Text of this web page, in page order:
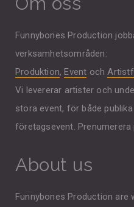
Funnybones Production
verksamhetsområden:
Produktion, Event och
Vi levererar artister och
stora event, för både
företagsevent. Prenumerera
About us
Funnybones Production are